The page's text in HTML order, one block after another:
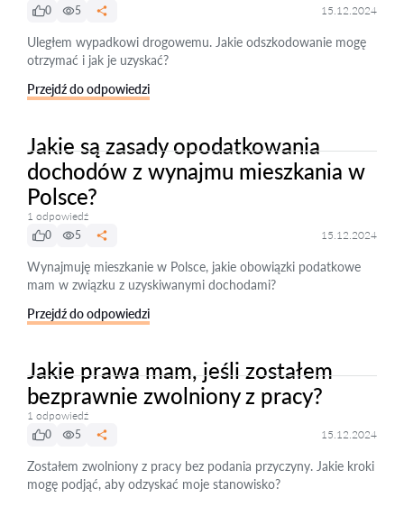
0
5 15.12.2024
Uległem wypadkowi drogowemu. Jakie odszkodowanie mogę
otrzymać i jak je uzyskać?
Przejdź do odpowiedzi
Jakie są zasady opodatkowania
dochodów z wynajmu mieszkania w
Polsce?
1 odpowiedź
0
5 15.12.2024
Wynajmuję mieszkanie w Polsce, jakie obowiązki podatkowe
mam w związku z uzyskiwanymi dochodami?
Przejdź do odpowiedzi
Jakie prawa mam, jeśli zostałem
bezprawnie zwolniony z pracy?
1 odpowiedź
0
5 15.12.2024
Zostałem zwolniony z pracy bez podania przyczyny. Jakie kroki
mogę podjąć, aby odzyskać moje stanowisko?